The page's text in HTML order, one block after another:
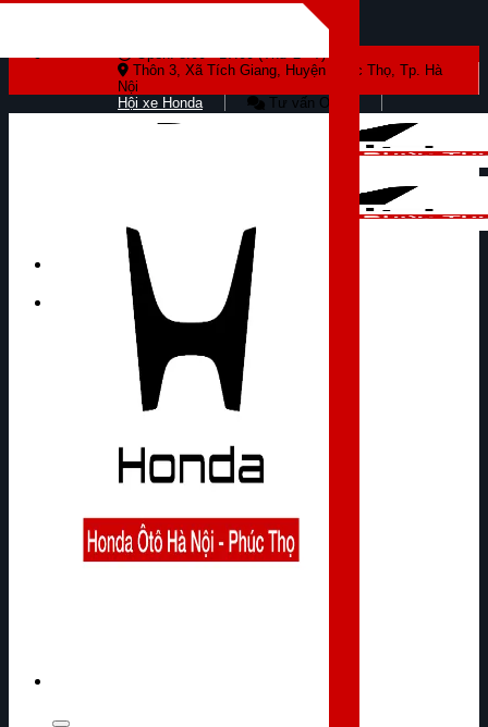
Open: 8:00 - 17:00 (Thứ 2 - 7)
Thôn 3, Xã Tích Giang, Huyện Phúc Thọ, Tp. Hà
Nội
Hội xe Honda
Tư vấn Online